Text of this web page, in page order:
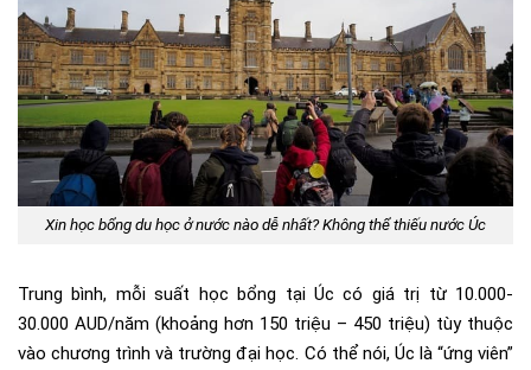
Xin học bổng du học ở nước nào dễ nhất? Không thể thiếu nước Úc
Trung bình, mỗi suất học bổng tại Úc có giá trị từ 10.000-
30.000 AUD/năm (khoảng hơn 150 triệu – 450 triệu) tùy thuộc
vào chương trình và trường đại học. Có thể nói, Úc là “ứng viên”